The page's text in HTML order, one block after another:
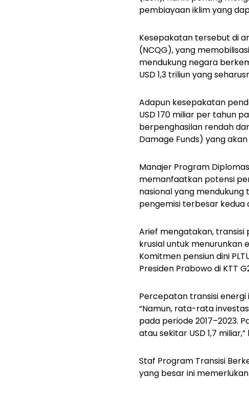
pembiayaan iklim yang
Kesepakatan tersebut di
(NCQG), yang
mendukung negara
USD 1,3 triliun yang
Adapun kesepakatan
USD 170 miliar per tahun
berpenghasilan rendah
Damage Funds) yang
Manajer Program
memanfaatkan potensi
nasional yang
pengemisi terbesar kedua
Arief mengatakan, transisi
krusial untuk menurunkan
Komitmen pensiun dini
Presiden Prabowo di KTT
Percepatan transisi energi
“Namun, rata-rata
pada periode 2017–2023.
atau sekitar USD 1,7
Staf Program Transisi
yang besar ini